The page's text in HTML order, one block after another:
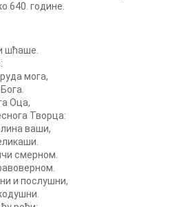
640. године.
шћаше.
мога,
Оца,
Творца:
ваши,
смерном.
и послушни,